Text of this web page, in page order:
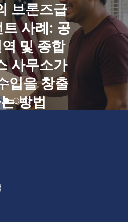
브론즈급
사례: 공
및 종합
사무소가
입을 창출
방법